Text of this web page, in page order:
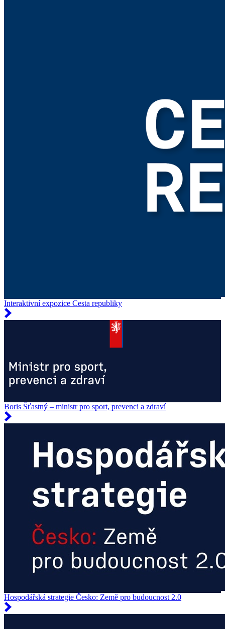
Interaktivní expozice Cesta republiky
Boris Šťastný – ministr pro sport, prevenci a zdraví
Hospodářská strategie Česko: Země pro budoucnost 2.0